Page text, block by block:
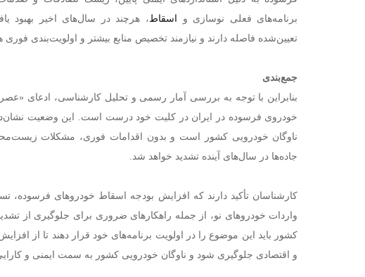
برنامه‌های فعلی نوسازی و اسقاط، هرچند در سال‌های اخیر بهبود
تعیین‌شده فاصله دارند و نیازمند تخصیص منابع بیشتر و اولویت‌بندی فوری
جمع‌بندی
خودروی فرسوده در ایران در کلیت خود درست است. این وضعیت
ناوگان خودرویی کشور است و بدون اقدامات فوری، مشکلات
جاده‌ها در سال‌های آینده تشدید خواهد شد.
کارشناسان تأکید دارند که افزایش بودجه اسقاط خودروهای فرسوده،
واردات خودروهای نو، از جمله راهکارهای ضروری برای جلوگیری از
کشور باید این موضوع را در اولویت برنامه‌های خود قرار دهند تا از
و اقتصادی جلوگیری شود و ناوگان خودرویی کشور به سمت ایمنی و